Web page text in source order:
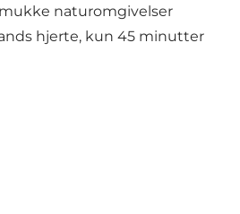
naturomgivelser
hjerte, kun 45 minutter